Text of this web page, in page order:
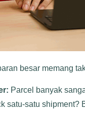
besar memang
Parcel banyak
satu-satu shipment?